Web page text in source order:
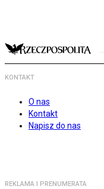
KONTAKT
O nas
Kontakt
Napisz do nas
REKLAMA I PRENUMERATA